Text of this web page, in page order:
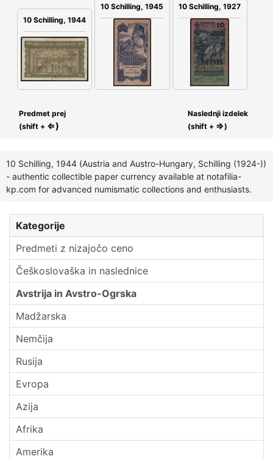
Kategorije
Predmeti z nizajočo ceno
Češkoslovaška in naslednice
Avstrija in Avstro-Ogrska
Madžarska
Nemčija
Rusija
Evropa
Azija
Afrika
Amerika
10 Schilling, 1944
10 Schilling, 1945 10 Schilling, 1927
Predmet prej
(shift + ⇐)
Naslednji izdelek
(shift + ⇒)
10 Schilling, 1944 (Austria and Austro-Hungary, Schilling (1924-))
- authentic collectible paper currency available at notafilia-
kp.com for advanced numismatic collections and enthusiasts.